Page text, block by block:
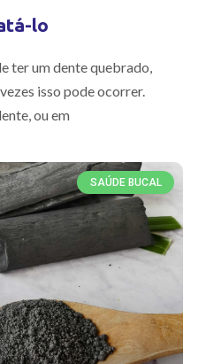
lo
ter um dente quebrado,
isso pode ocorrer.
ou em
SAÚDE BUCAL